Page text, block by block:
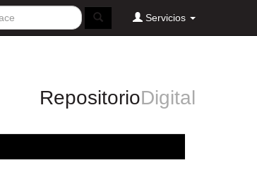
Servicios
RepositorioDigital